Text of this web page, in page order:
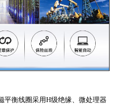
平衡线圈采用H级绝缘、微处理器